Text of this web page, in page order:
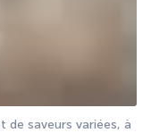
de saveurs variées, à